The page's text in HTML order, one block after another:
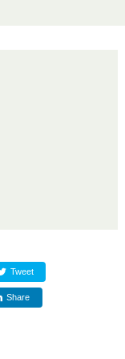
Tweet
Share